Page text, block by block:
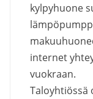
kylpyhuone
internet
vuokraan.
Taloyhtiössä